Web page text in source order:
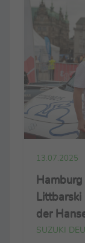
13.07.2025
Littbarski
der
SUZUKI